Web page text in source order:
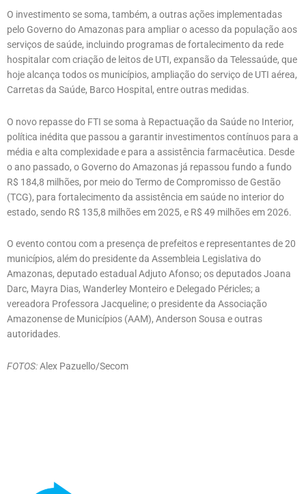
O investimento se soma, também, a outras ações implementadas
pelo Governo do Amazonas para ampliar o acesso da população aos
serviços de saúde, incluindo programas de fortalecimento da rede
hospitalar com criação de leitos de UTI, expansão da Telessaúde, que
hoje alcança todos os municípios, ampliação do serviço de UTI aérea,
Carretas da Saúde, Barco Hospital, entre outras medidas.
O novo repasse do FTI se soma à Repactuação da Saúde no Interior,
política inédita que passou a garantir investimentos contínuos para a
média e alta complexidade e para a assistência farmacêutica. Desde
o ano passado, o Governo do Amazonas já repassou fundo a fundo
R$ 184,8 milhões, por meio do Termo de Compromisso de Gestão
(TCG), para fortalecimento da assistência em saúde no interior do
estado, sendo R$ 135,8 milhões em 2025, e R$ 49 milhões em 2026.
O evento contou com a presença de prefeitos e representantes de 20
municípios, além do presidente da Assembleia Legislativa do
Amazonas, deputado estadual Adjuto Afonso; os deputados Joana
Darc, Mayra Dias, Wanderley Monteiro e Delegado Péricles; a
vereadora Professora Jacqueline; o presidente da Associação
Amazonense de Municípios (AAM), Anderson Sousa e outras
autoridades.
FOTOS:Alex Pazuello/Secom